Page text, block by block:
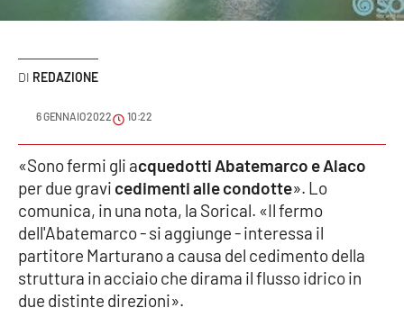
Meteo
Editoriali
VIDEO
Ambiente
REDAZIONE
6 GENNAIO 2022 10:22
«Sono fermi gli acquedotti Abatemarco e Alaco
per due gravi cedimenti alle condotte». Lo
comunica, in una nota, la Sorical. «Il fermo
dell'Abatemarco - si aggiunge - interessa il
partitore Marturano a causa del cedimento della
struttura in acciaio che dirama il flusso idrico in
due distinte direzioni».